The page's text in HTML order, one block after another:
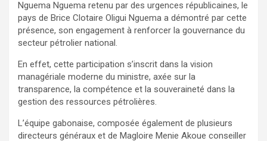
Nguema Nguema retenu par des urgences républicaines, le
pays de Brice Clotaire Oligui Nguema a démontré par cette
présence, son engagement à renforcer la gouvernance du
secteur pétrolier national.
En effet, cette participation s’inscrit dans la vision
managériale moderne du ministre, axée sur la
transparence, la compétence et la souveraineté dans la
gestion des ressources pétrolières.
L’équipe gabonaise, composée également de plusieurs
directeurs généraux et de Magloire Menie Akoue conseiller